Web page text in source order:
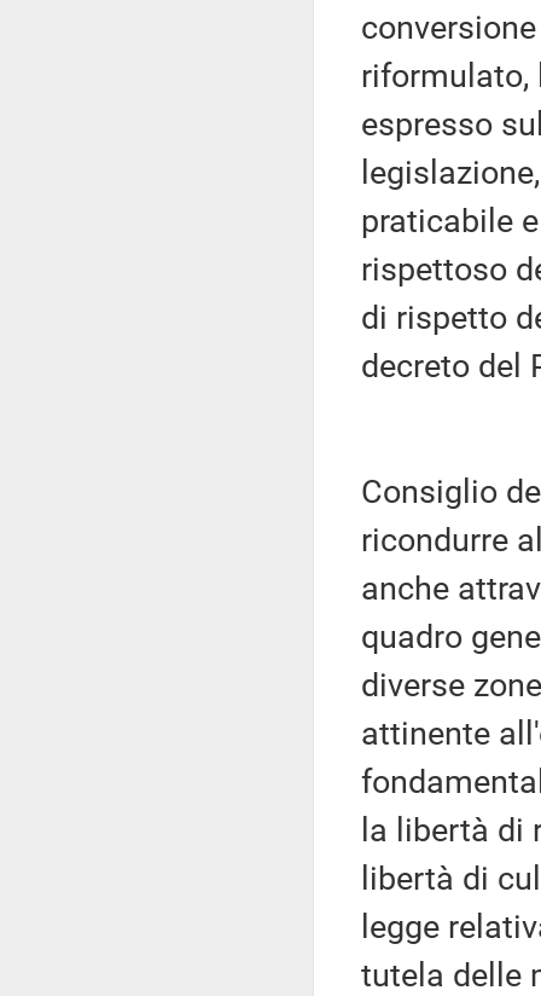
riformulato,
espresso
praticabile
rispettoso
di rispetto
decreto del
Consiglio
ricondurre
anche
quadro
diverse
attinente
la libertà di
libertà di
legge
tutela delle